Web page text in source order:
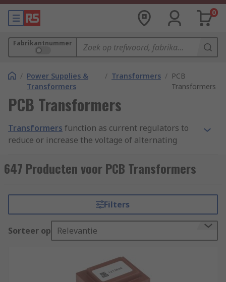
0
Fabrikantnummer
/ Power Supplies &
Transformers
/ Transformers / PCB
Transformers
PCB Transformers
Transformers function as current regulators to
reduce or increase the voltage of alternating
circuit board) transformers are designed to work
with printed circuit boards, which offer a compact
The PCB transformer sits above the surface of
the board, where it controls the voltage or
What are PCB transformers used for?
647 Producten voor PCB Transformers
Filters
Sorteer op Relevantie